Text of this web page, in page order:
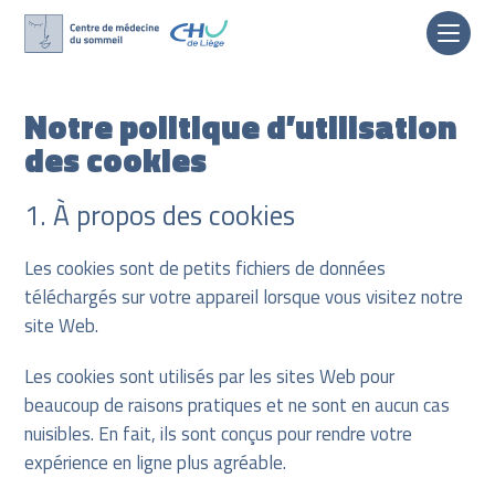
content
Notre politique d’utilisation
des cookies
1. À propos des cookies
Les cookies sont de petits fichiers de données
téléchargés sur votre appareil lorsque vous visitez notre
site Web.
Les cookies sont utilisés par les sites Web pour
beaucoup de raisons pratiques et ne sont en aucun cas
nuisibles. En fait, ils sont conçus pour rendre votre
expérience en ligne plus agréable.